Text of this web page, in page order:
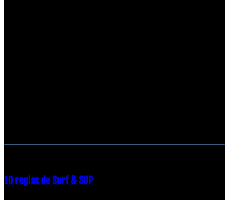
10 reglas de Surf & SUP